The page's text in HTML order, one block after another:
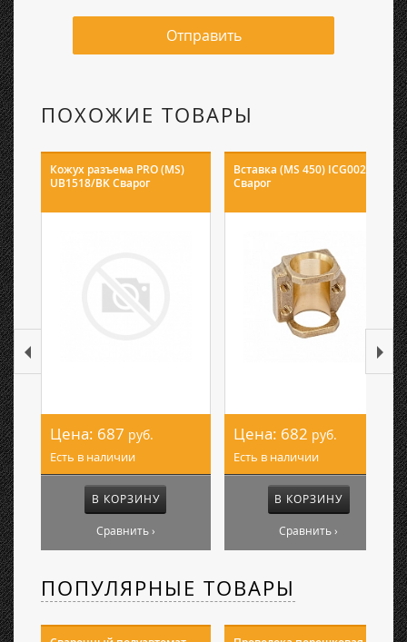
Отправить
ПОХОЖИЕ ТОВАРЫ
Кожух разъема PRO (MS)
UB1518/BK Сварог
Цена: 687 руб.
Есть в наличии
В КОРЗИНУ
Сравнить ›
Вставка (MS 450) ICG0027
Сварог
Цена: 682 руб.
Есть в наличии
В КОРЗИНУ
Сравнить ›
ПОПУЛЯРНЫЕ ТОВАРЫ